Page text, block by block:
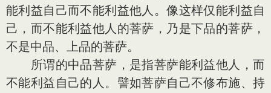
能利益自己而不能利益他人。像这样仅能利益自
己，而不能利益他人的菩萨，乃是下品的菩萨，
不是中品、上品的菩萨。
所谓的中品菩萨，是指菩萨能利益他人，而
不能利益自己的人。譬如菩萨自己不修布施、持